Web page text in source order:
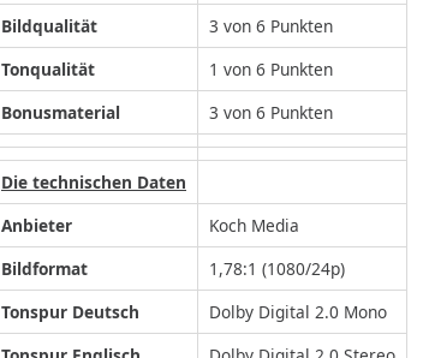
Bildqualität
3 von 6 Punkten
Tonqualität
1 von 6 Punkten
Bonusmaterial
3 von 6 Punkten
Die technischen Daten
Anbieter
Koch Media
Bildformat
1,78:1 (1080/24p)
Tonspur Deutsch
Dolby Digital 2.0 Mono